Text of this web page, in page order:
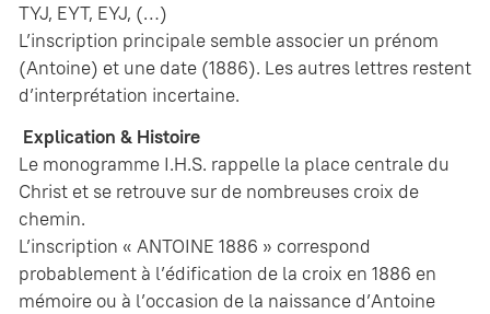
TYJ, EYT, EYJ, (…)
L’inscription principale semble associer un prénom
(Antoine) et une date (1886). Les autres lettres restent
d’interprétation incertaine.
Explication & Histoire
Le monogramme I.H.S. rappelle la place centrale du
Christ et se retrouve sur de nombreuses croix de
chemin.
L’inscription « ANTOINE 1886 » correspond
probablement à l’édification de la croix en 1886 en
mémoire ou à l’occasion de la naissance d’Antoine